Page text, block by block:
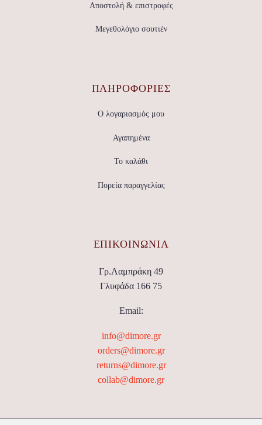
Αποστολή & επιστροφές
Μεγεθολόγιο σουτιέν
ΠΛΗΡΟΦΟΡΙΕΣ
Ο λογαριασμός μου
Αγαπημένα
Το καλάθι
Πορεία παραγγελίας
ΕΠΙΚΟΙΝΩΝΊΑ
Γρ.Λαμπράκη 49
Γλυφάδα 166 75
Email:
info@dimore.gr
orders@dimore.gr
returns@dimore.gr
collab@dimore.gr